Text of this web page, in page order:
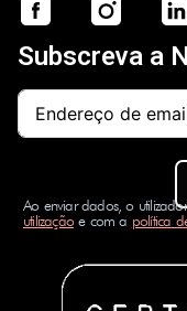
Subscreva a
Ao enviar dados, o
utilizaçãoe com a política